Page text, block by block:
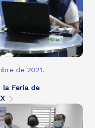
de 2021.
la Feria de